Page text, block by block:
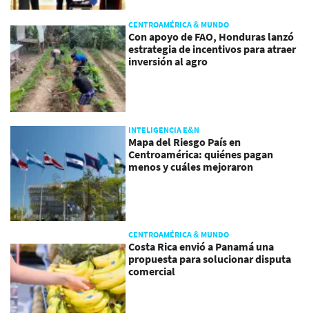
CENTROAMÉRICA & MUNDO
Con apoyo de FAO, Honduras lanzó
estrategia de incentivos para atraer
inversión al agro
INTELIGENCIA E&N
Mapa del Riesgo País en
Centroamérica: quiénes pagan
menos y cuáles mejoraron
CENTROAMÉRICA & MUNDO
Costa Rica envió a Panamá una
propuesta para solucionar disputa
comercial